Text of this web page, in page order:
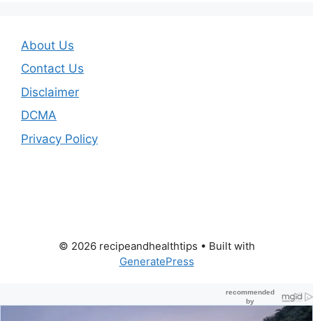
About Us
Contact Us
Disclaimer
DCMA
Privacy Policy
© 2026 recipeandhealthtips • Built with
GeneratePress